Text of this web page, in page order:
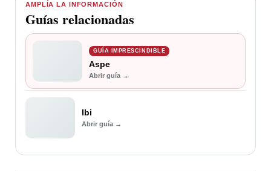
AMPLÍA LA INFORMACIÓN
Guías relacionadas
GUÍA IMPRESCINDIBLE
Aspe
Abrir guía →
Ibi
Abrir guía →